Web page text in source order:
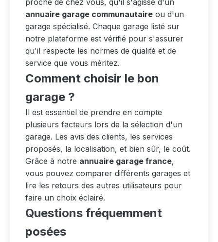
proche de chez vous, qu'il s'agisse d'un
annuaire garage communautaire ou d'un
garage spécialisé. Chaque garage listé sur
notre plateforme est vérifié pour s'assurer
qu'il respecte les normes de qualité et de
service que vous méritez.
Comment choisir le bon
garage ?
Il est essentiel de prendre en compte
plusieurs facteurs lors de la sélection d'un
garage. Les avis des clients, les services
proposés, la localisation, et bien sûr, le coût.
Grâce à notre annuaire garage france,
vous pouvez comparer différents garages et
lire les retours des autres utilisateurs pour
faire un choix éclairé.
Questions fréquemment
posées